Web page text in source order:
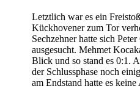
Letztlich war es ein
Kückhovener zum Tor
Sechzehner hatte sich
ausgesucht. Mehmet
Blick und so stand es 0:1.
der Schlussphase noch
am Endstand hatte es